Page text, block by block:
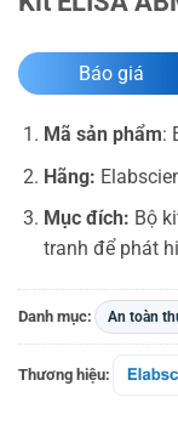
Báo giá
Mã sản phẩm:
Hãng:
Mục đích: Bộ
tranh để phát
Danh mục: An toàn
Thương hiệu: